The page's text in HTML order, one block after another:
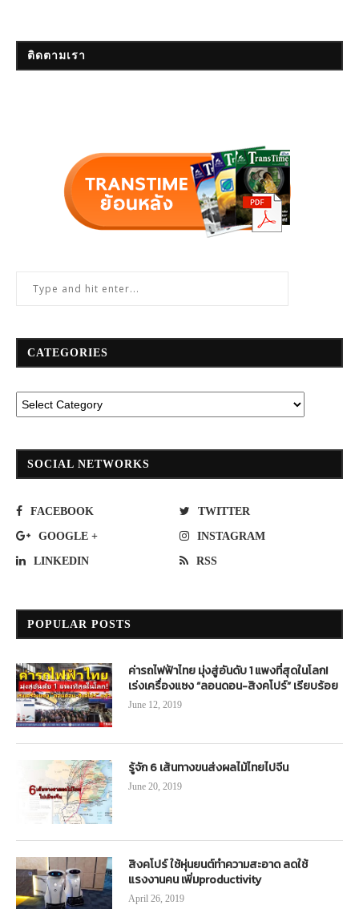
ติดตามเรา
CATEGORIES
SOCIAL NETWORKS
FACEBOOK TWITTER
GOOGLE + INSTAGRAM
LINKEDIN RSS
POPULAR POSTS
ค่ารถไฟฟ้าไทย มุ่งสู่อันดับ 1 แพงที่สุดในโลก!
เร่งเครื่องแซง “ลอนดอน-สิงคโปร์” เรียบร้อย
June 12, 2019
รู้จัก 6 เส้นทางขนส่งผลไม้ไทยไปจีน
June 20, 2019
สิงคโปร์ ใช้หุ่นยนต์ทำความสะอาด ลดใช้
แรงงานคน เพิ่มproductivity
April 26, 2019